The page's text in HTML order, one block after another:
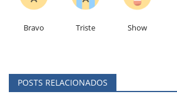
Bravo Triste Show
POSTS RELACIONADOS